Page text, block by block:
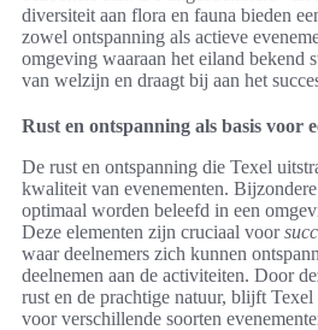
diversiteit aan flora en fauna bieden
zowel ontspanning als actieve
omgeving waaraan het eiland bekend
van welzijn en draagt bij aan het
Rust en ontspanning als basis voor
De rust en ontspanning die Texel
kwaliteit van evenementen.
optimaal worden beleefd in een
Deze elementen zijn cruciaal voor
waar deelnemers zich kunnen
deelnemen aan de activiteiten. Door
rust en de prachtige natuur, blijft
voor verschillende soorten